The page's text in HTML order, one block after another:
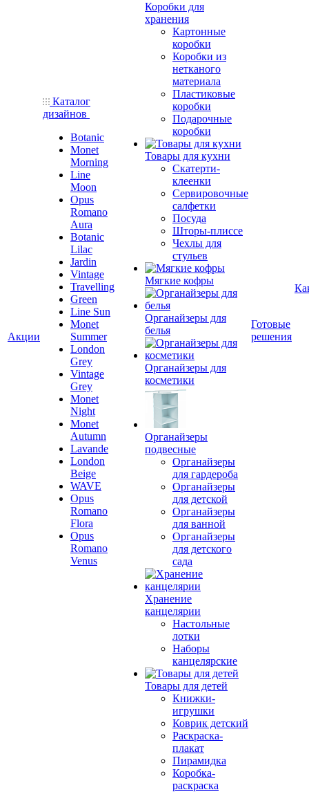
Акции
Каталог
дизайнов
Botanic
Monet
Morning
Line
Moon
Opus
Romano
Aura
Botanic
Lilac
Jardin
Vintage
Travelling
Green
Line Sun
Monet
Summer
London
Grey
Vintage
Grey
Monet
Night
Monet
Autumn
Lavande
London
Beige
WAVE
Opus
Romano
Flora
Opus
Romano
Venus
Коробки для
хранения
Картонные
коробки
Коробки из
нетканого
материала
Пластиковые
коробки
Подарочные
коробки
Товары для кухни
Скатерти-
клеенки
Сервировочные
салфетки
Посуда
Шторы-плиссе
Чехлы для
стульев
Мягкие кофры
Органайзеры для
белья
Органайзеры для
косметики
Органайзеры
подвесные
Органайзеры
для гардероба
Органайзеры
для детской
Органайзеры
для ванной
Органайзеры
для детского
сада
Хранение
канцелярии
Настольные
лотки
Наборы
канцелярские
Товары для детей
Книжки-
игрушки
Коврик детский
Раскраска-
плакат
Пирамидка
Коробка-
раскраска
Готовые
решения